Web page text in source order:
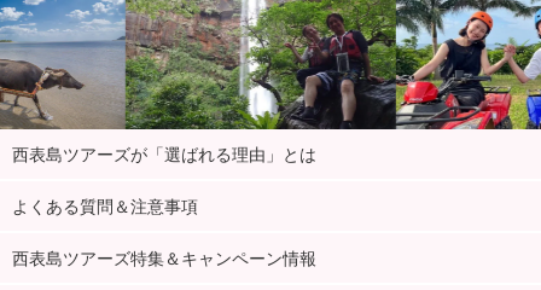
西表島ツアーズが「選ばれる理由」とは
よくある質問＆注意事項
西表島ツアーズ特集＆キャンペーン情報